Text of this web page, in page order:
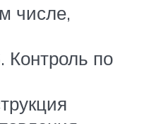
числе,
по